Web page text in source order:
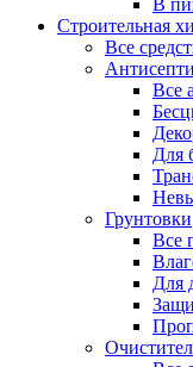
В
Строительная
Все
Все
Для
Грунтовки
Все
Для